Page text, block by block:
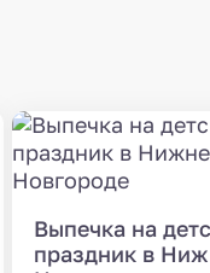
Выпечка на
праздник в